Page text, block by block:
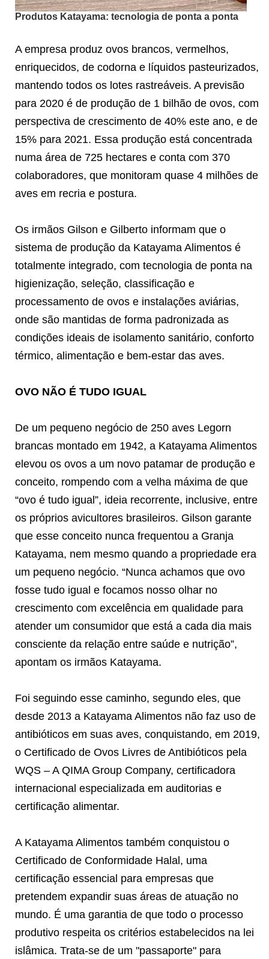
Produtos Katayama: tecnologia de ponta a ponta
A empresa produz ovos brancos, vermelhos,
enriquecidos, de codorna e líquidos pasteurizados,
mantendo todos os lotes rastreáveis. A previsão
para 2020 é de produção de 1 bilhão de ovos, com
perspectiva de crescimento de 40% este ano, e de
15% para 2021. Essa produção está concentrada
numa área de 725 hectares e conta com 370
colaboradores, que monitoram quase 4 milhões de
aves em recria e postura.
Os irmãos Gilson e Gilberto informam que o
sistema de produção da Katayama Alimentos é
totalmente integrado, com tecnologia de ponta na
higienização, seleção, classificação e
processamento de ovos e instalações aviárias,
onde são mantidas de forma padronizada as
condições ideais de isolamento sanitário, conforto
térmico, alimentação e bem-estar das aves.
OVO NÃO É TUDO IGUAL
De um pequeno negócio de 250 aves Legorn
brancas montado em 1942, a Katayama Alimentos
elevou os ovos a um novo patamar de produção e
conceito, rompendo com a velha máxima de que
“ovo é tudo igual”, ideia recorrente, inclusive, entre
os próprios avicultores brasileiros. Gilson garante
que esse conceito nunca frequentou a Granja
Katayama, nem mesmo quando a propriedade era
um pequeno negócio. “Nunca achamos que ovo
fosse tudo igual e focamos nosso olhar no
crescimento com excelência em qualidade para
atender um consumidor que está a cada dia mais
consciente da relação entre saúde e nutrição”,
apontam os irmãos Katayama.
Foi seguindo esse caminho, segundo eles, que
desde 2013 a Katayama Alimentos não faz uso de
antibióticos em suas aves, conquistando, em 2019,
o Certificado de Ovos Livres de Antibióticos pela
WQS – A QIMA Group Company, certificadora
internacional especializada em auditorias e
certificação alimentar.
A Katayama Alimentos também conquistou o
Certificado de Conformidade Halal, uma
certificação essencial para empresas que
pretendem expandir suas áreas de atuação no
mundo. É uma garantia de que todo o processo
produtivo respeita os critérios estabelecidos na lei
islâmica. Trata-se de um "passaporte" para